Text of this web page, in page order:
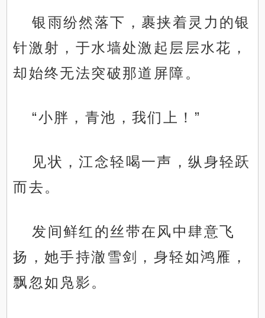
银雨纷然落下，裹挟着灵力的银
针激射，于水墙处激起层层水花，
却始终无法突破那道屏障。
“小胖，青池，我们上！”
见状，江念轻喝一声，纵身轻跃
而去。
发间鲜红的丝带在风中肆意飞
扬，她手持澈雪剑，身轻如鸿雁，
飘忽如凫影。